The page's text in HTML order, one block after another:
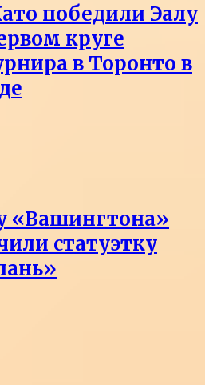
победили Эалу
круге
в Торонто в
«Вашингтона»
статуэтку